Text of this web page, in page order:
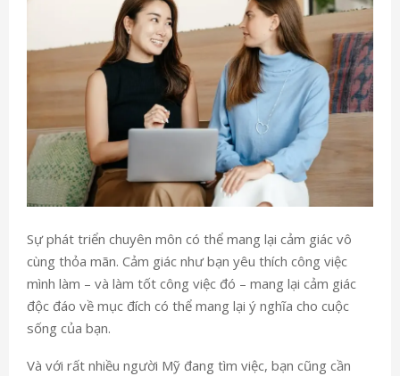
Sự phát triển chuyên môn có thể mang lại cảm giác vô
cùng thỏa mãn. Cảm giác như bạn yêu thích công việc
mình làm – và làm tốt công việc đó – mang lại cảm giác
độc đáo về mục đích có thể mang lại ý nghĩa cho cuộc
sống của bạn.
Và với rất nhiều người Mỹ đang tìm việc, bạn cũng cần